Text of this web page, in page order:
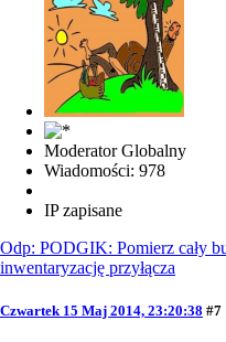
Moderator Globalny
Wiadomości: 978
IP zapisane
Odp: PODGIK: Pomierz cały
inwentaryzację przyłącza
Czwartek 15 Maj 2014, 23:20:38 #7